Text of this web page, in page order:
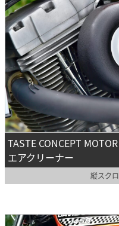
TASTE CONCEPT
エアクリーナー
縦スク